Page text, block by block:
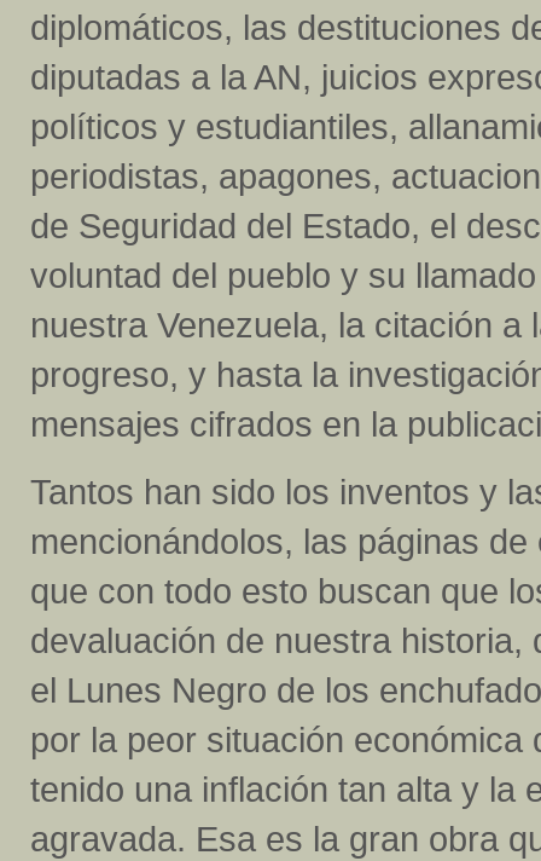
diplomáticos, las destituciones
diputadas a la AN, juicios
políticos y estudiantiles,
periodistas, apagones,
de Seguridad del Estado, el
voluntad del pueblo y su
nuestra Venezuela, la citación
progreso, y hasta la
mensajes cifrados en la
Tantos han sido los inventos y
mencionándolos, las páginas
que con todo esto buscan que
devaluación de nuestra
el Lunes Negro de los
por la peor situación
tenido una inflación tan alta y la
agravada. Esa es la gran obra